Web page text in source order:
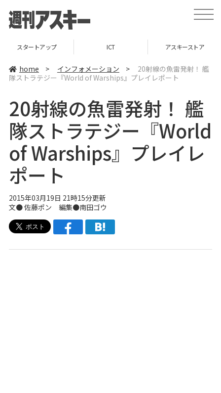
t
o
e
a
v
t
i
o
ICT アスキーストア インフォメーション
home > インフォメーション >
20射線の魚雷発射！ 艦
隊ストラテジー『World of Warships』プレイレポート
20射線の魚雷発射！ 艦
隊ストラテジー『World
of Warships』プレイレ
ポート
2015年03月19日 21時15分更新
文● 佐藤ポン 編集●南田ゴウ